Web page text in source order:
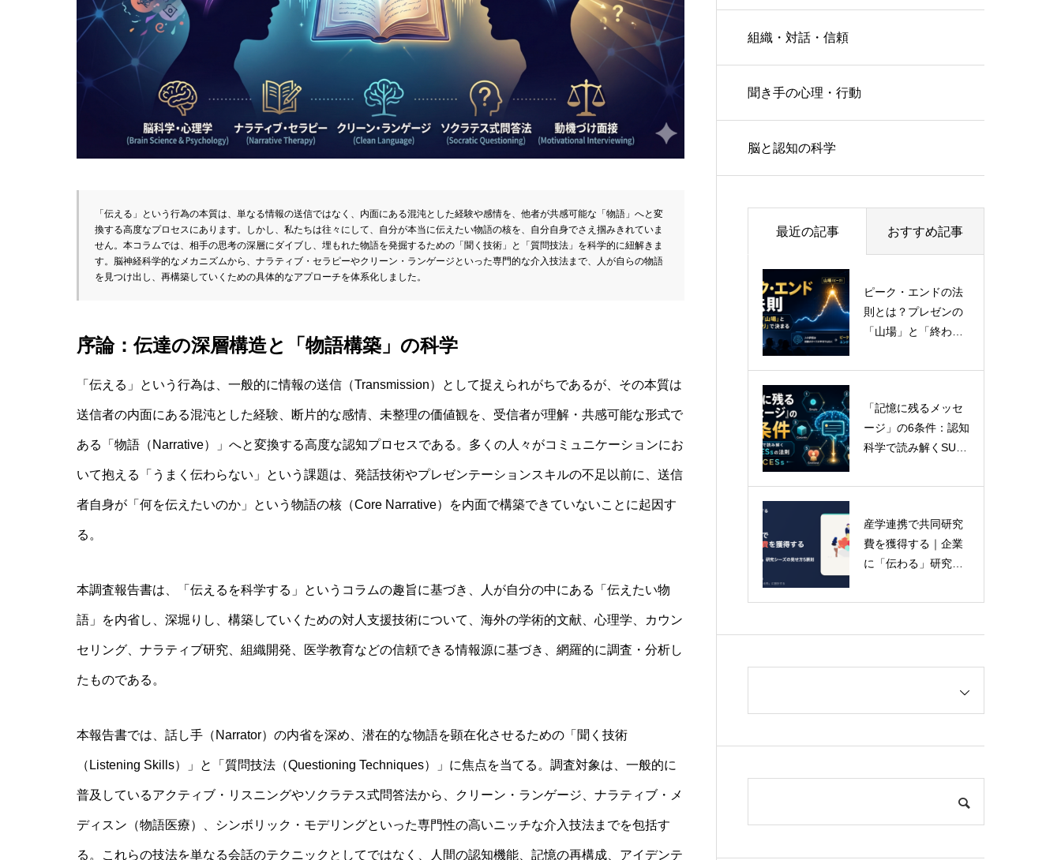
「伝える」という行為の本質は、単なる情報の送信ではなく、内面にある混沌とした経験や感情を、他者が共感可能な「物語」へと変
換する高度なプロセスにあります。しかし、私たちは往々にして、自分が本当に伝えたい物語の核を、自分自身でさえ掴みきれていま
せん。本コラムでは、相手の思考の深層にダイブし、埋もれた物語を発掘するための「聞く技術」と「質問技法」を科学的に紐解きま
す。脳神経科学的なメカニズムから、ナラティブ・セラピーやクリーン・ランゲージといった専門的な介入技法まで、人が自らの物語
を見つけ出し、再構築していくための具体的なアプローチを体系化しました。
序論：伝達の深層構造と「物語構築」の科学
「伝える」という行為は、一般的に情報の送信（Transmission）として捉えられがちであるが、その本質は
送信者の内面にある混沌とした経験、断片的な感情、未整理の価値観を、受信者が理解・共感可能な形式で
ある「物語（Narrative）」へと変換する高度な認知プロセスである。多くの人々がコミュニケーションにお
いて抱える「うまく伝わらない」という課題は、発話技術やプレゼンテーションスキルの不足以前に、送信
者自身が「何を伝えたいのか」という物語の核（Core Narrative）を内面で構築できていないことに起因す
る。
本調査報告書は、「伝えるを科学する」というコラムの趣旨に基づき、人が自分の中にある「伝えたい物
語」を内省し、深堀りし、構築していくための対人支援技術について、海外の学術的文献、心理学、カウン
セリング、ナラティブ研究、組織開発、医学教育などの信頼できる情報源に基づき、網羅的に調査・分析し
たものである。
本報告書では、話し手（Narrator）の内省を深め、潜在的な物語を顕在化させるための「聞く技術
（Listening Skills）」と「質問技法（Questioning Techniques）」に焦点を当てる。調査対象は、一般的に
普及しているアクティブ・リスニングやソクラテス式問答法から、クリーン・ランゲージ、ナラティブ・メ
ディスン（物語医療）、シンボリック・モデリングといった専門性の高いニッチな介入技法までを包括す
る。これらの技法を単なる会話のテクニックとしてではなく、人間の認知機能、記憶の再構成、アイデンテ
組織・対話・信頼
聞き手の心理・行動
脳と認知の科学
最近の記事 おすすめ記事
ピーク・エンドの法
則とは？プレゼンの
「山場」と「終わり
認知科学
「記憶に残るメッセ
ージ」の6条件：認知
科学で読み解くSUC
産学連携で共同研究
費を獲得する｜企業
に「伝わる」研究シ
脳の認知特性をハッ
クする：科学的エビ
デンスに基づく「最
ーク」選択戦略
プレゼンテーション
の科学：Gemini 3.0
革命と「Deep Thin
知の変容